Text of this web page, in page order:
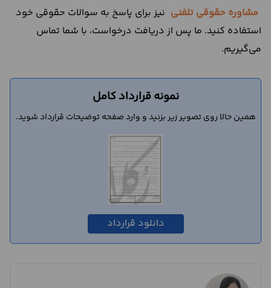
مشاوره حقوقی تلفنی نیز برای پاسخ به سوالات حقوقی خود
استفاده کنید. ما پس از دریافت درخواست، با شما تماس
می‌گیریم.
نمونه قرارداد کامل
همین حالا روی تصویر زیر بزنید و وارد صفحه توضیحات قرارداد شوید.
دانلود قرارداد